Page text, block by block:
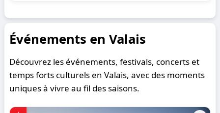
Événements en Valais
Découvrez les événements, festivals, concerts et
temps forts culturels en Valais, avec des moments
uniques à vivre au fil des saisons.